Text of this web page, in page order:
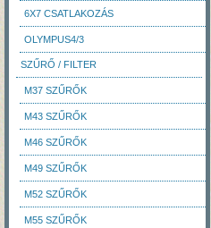
6X7 CSATLAKOZÁS
OLYMPUS4/3
SZŰRŐ / FILTER
M37 SZŰRŐK
M43 SZŰRŐK
M46 SZŰRŐK
M49 SZŰRŐK
M52 SZŰRŐK
M55 SZŰRŐK